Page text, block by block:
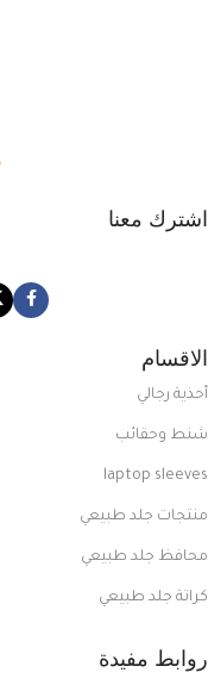
اشترك معنا
الاقسام
أحذية رجالي
شنط وحقائب
laptop sleeves
منتجات جلد طبيعي
محافظ جلد طبيعي
كراتة جلد طبيعي
روابط مفيدة